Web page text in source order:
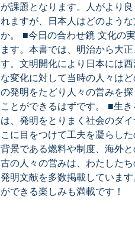
が課題となります。人がより
れますが、日本人はどのよう
か。 ■今日の合わせ鏡 文化の
ます。本書では、明治から大
す。文明開化により日本には
な変化に対して当時の人々は
の発明をたどり人々の営みを
ことができるはずです。 ■生
は、発明をとりまく社会のダ
こに目をつけて工夫を凝らし
背景である燃料や制度、海外
古の人々の営みは、わたした
発明文献を多数掲載していま
ができる楽しみも満載です！